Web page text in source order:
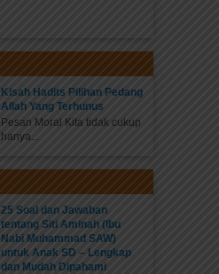
Kisah Hadits Pilihan Pedang
Allah Yang Terhunus
Pesan Moral Kita tidak cukup
hanya...
25 Soal dan Jawaban
tentang Siti Aminah (Ibu
Nabi Muhammad SAW)
untuk Anak SD – Lengkap
dan Mudah Dipahami